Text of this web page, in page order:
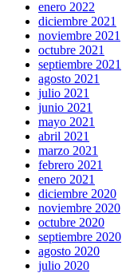
enero 2022
diciembre 2021
noviembre 2021
octubre 2021
septiembre 2021
agosto 2021
julio 2021
junio 2021
mayo 2021
abril 2021
marzo 2021
febrero 2021
enero 2021
diciembre 2020
noviembre 2020
octubre 2020
septiembre 2020
agosto 2020
julio 2020